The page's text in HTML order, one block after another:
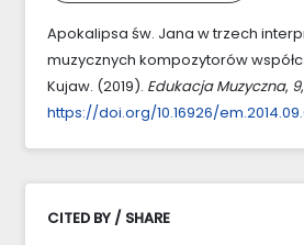
Apokalipsa św. Jana w trzech
muzycznych kompozytorów
Kujaw. (2019). Edukacja Muzyczna, 9
https://doi.org/10.16926/
CITED BY / SHARE